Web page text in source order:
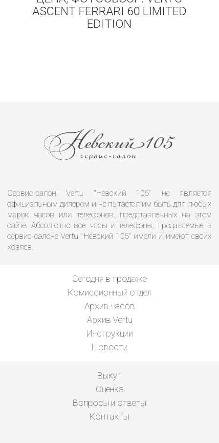
ASCENT FERRARI 60 LIMITED
EDITION
Сервис-салон Vertu "Невский 105" не является
официальным дилером и не пытается им быть для любых
марок часов или телефонов, представленных на этом
сайте. Абсолютно все часы и телефоны, продаваемые в
сервис-салоне Vertu "Невский 105" имели и имеют своих
хозяев.
Сегодня в продаже
Комиссионный отдел
Архив часов
Архив Vertu
Инструкции
Новости
Выкуп
Оценка
Вопросы и ответы
Контакты